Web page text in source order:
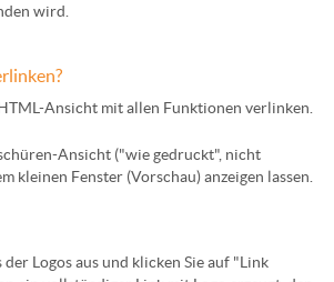
wird.
Ansicht mit allen Funktionen verlinken.
Ansicht ("wie gedruckt", nicht
kleinen Fenster (Vorschau) anzeigen lassen.
der Logos aus und klicken Sie auf "Link